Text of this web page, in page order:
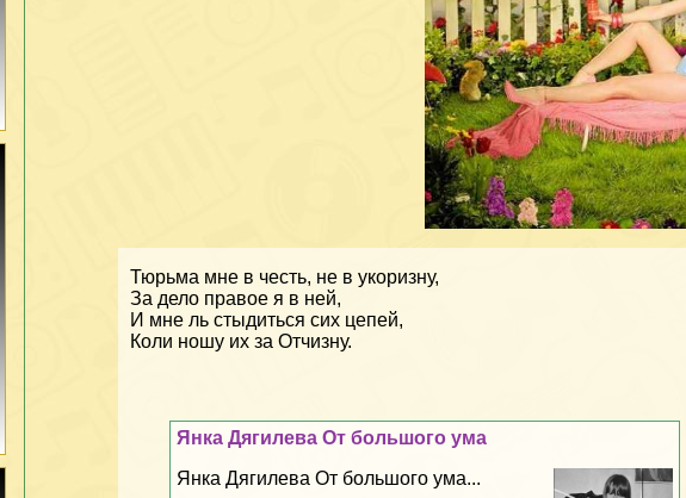
Тюрьма мне в честь, не в укоризну,
За дело правое я в ней,
И мне ль стыдиться сих цепей,
Коли ношу их за Отчизну.
Янка Дягилева От большого ума
Янка Дягилева От большого ума...